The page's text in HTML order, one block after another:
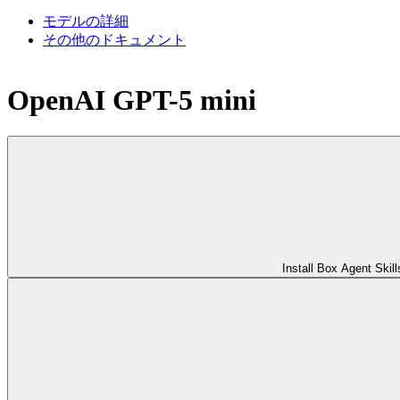
モデルの詳細
その他のドキュメント
OpenAI GPT-5 mini
Install Box Agent